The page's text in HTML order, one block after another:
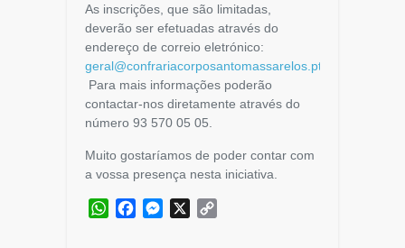
As inscrições, que são limitadas,
deverão ser efetuadas através do
endereço de correio eletrónico:
geral@confrariacorposantomassarelos.pt
Para mais informações poderão
contactar-nos diretamente através do
número 93 570 05 05.
Muito gostaríamos de poder contar com
a vossa presença nesta iniciativa.
WhatsApp
FacebookMessenger